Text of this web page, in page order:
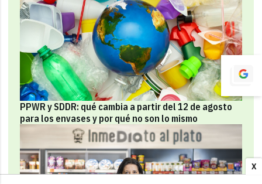
X
PPWR y SDDR: qué cambia a partir del 12 de agosto
para los envases y por qué no son lo mismo